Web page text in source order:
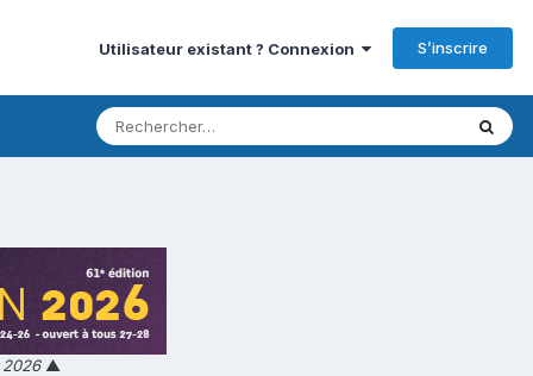
Utilisateur existant ? Connexion S’inscrire
▲